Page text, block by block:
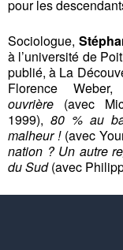
pour les
Sociologue,
à l’université de
publié, à La
Florence
ouvrière (avec
1999), 80 % au
malheur !(avec
nation ? Un autre
du Sud(avec